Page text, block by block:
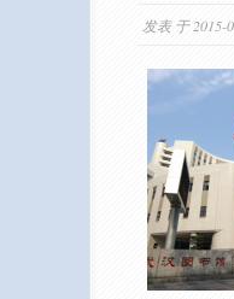
发表 于 2015-